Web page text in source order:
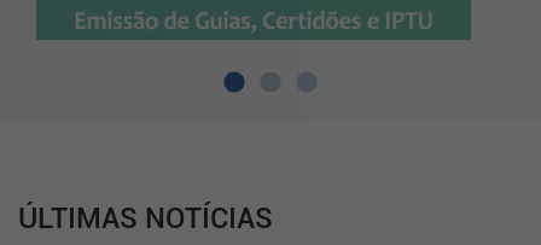
ÚLTIMAS NOTÍCIAS